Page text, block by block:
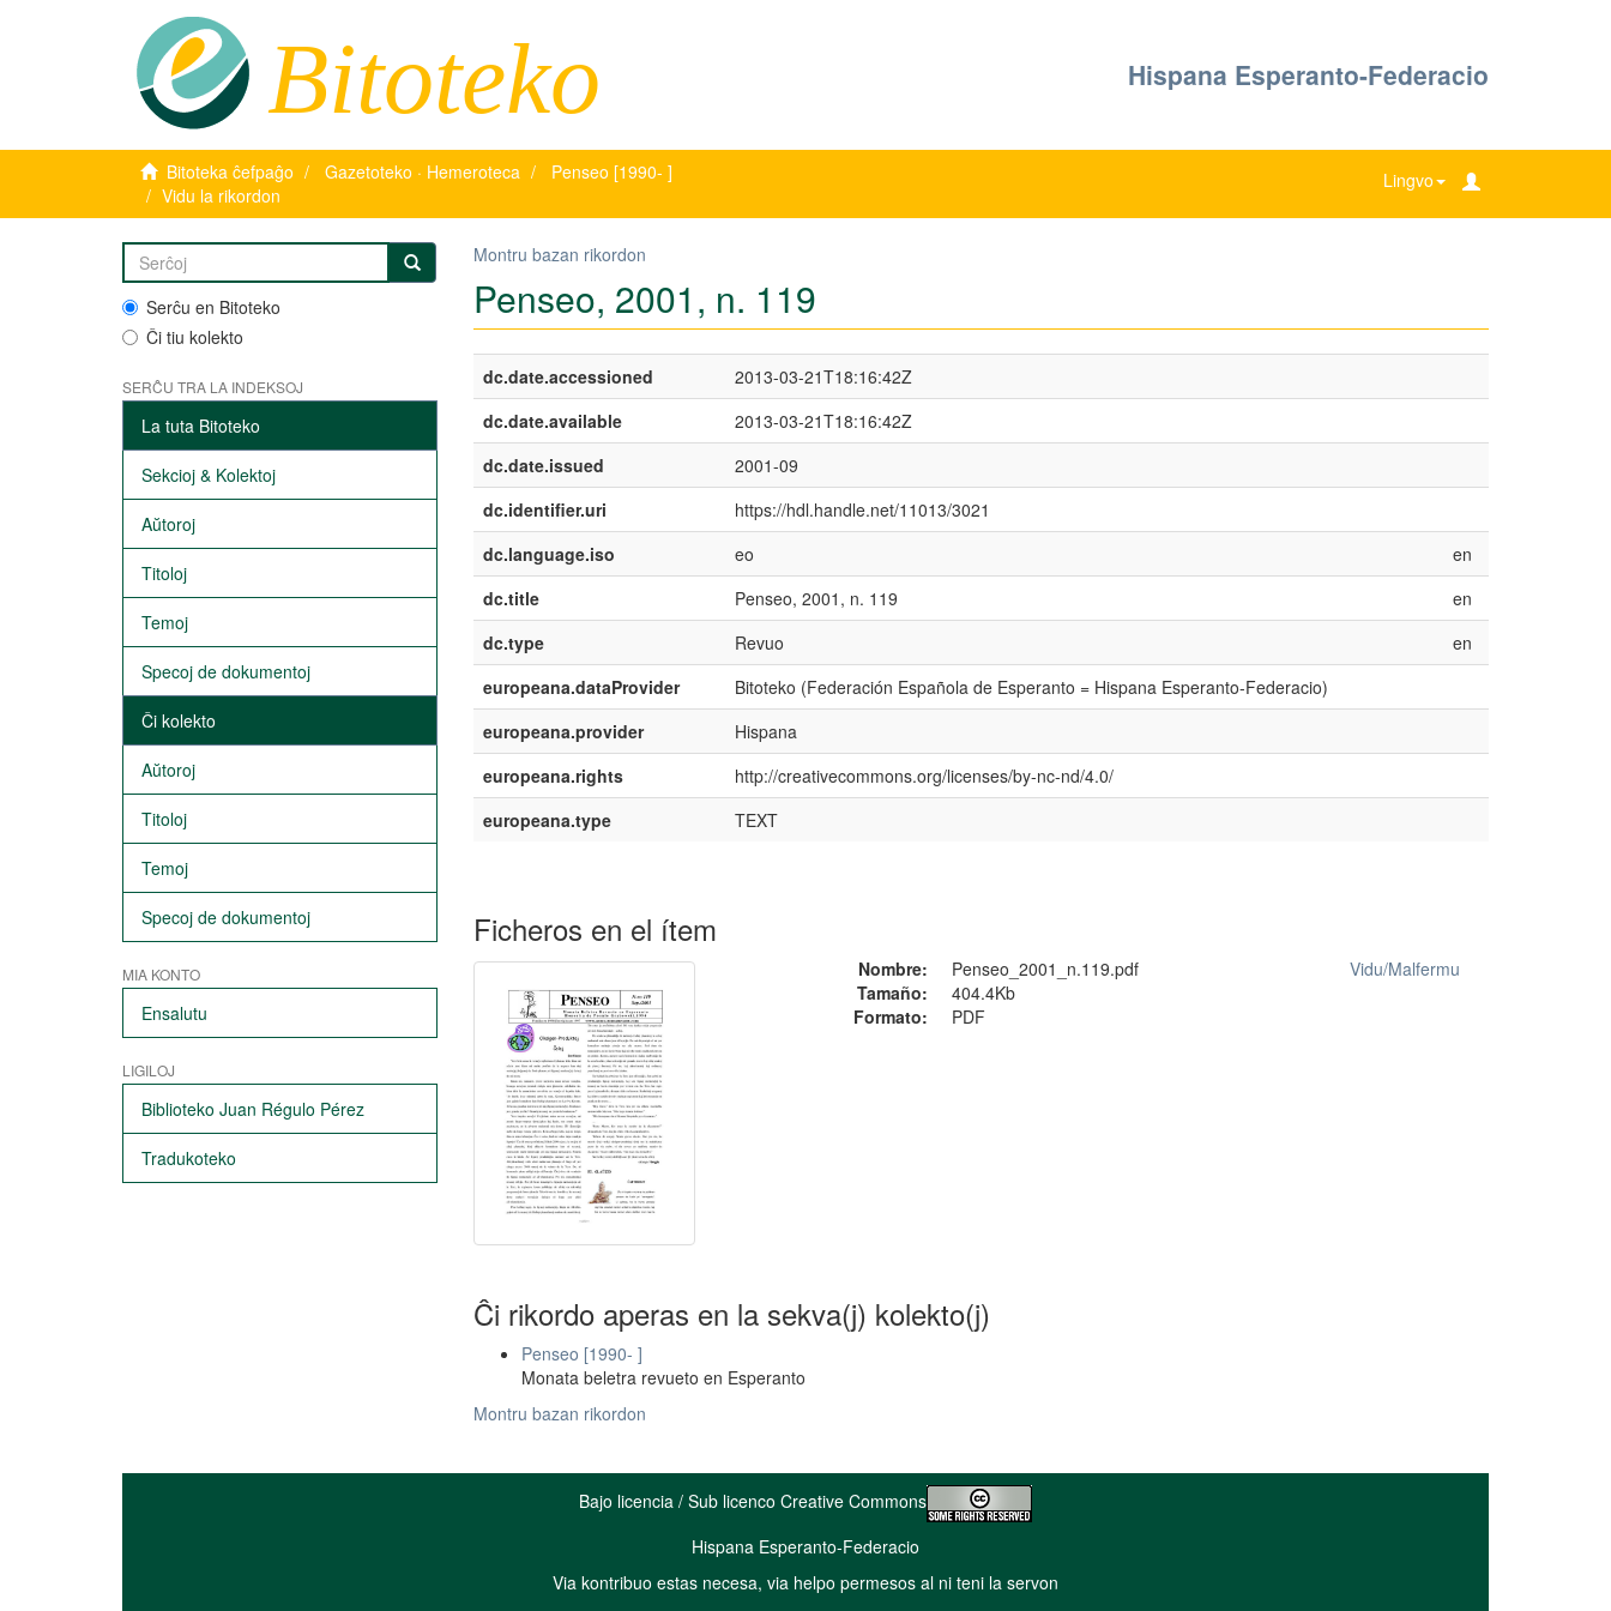
Bitoteko Hispana Esperanto-Federacio
Bitoteka ĉefpaĝo Gazetoteko · Hemeroteca
Penseo [1990- ]
Vidu la rikordon
Lingvo
Serĉu en Bitoteko
Ĉi tiu kolekto
SERĈU TRA LA INDEKSOJ
La tuta Bitoteko
Sekcioj & Kolektoj
Aŭtoroj
Titoloj
Temoj
Specoj de dokumentoj
Ĉi kolekto
Aŭtoroj
Titoloj
Temoj
Specoj de dokumentoj
MIA KONTO
Ensalutu
LIGILOJ
Biblioteko Juan Régulo Pérez
Tradukoteko
Montru bazan rikordon
Penseo, 2001, n. 119
dc.date.accessioned
2013-03-21T18:16:42Z
dc.date.available
2013-03-21T18:16:42Z
dc.date.issued
2001-09
dc.identifier.uri
https://hdl.handle.net/11013/3021
dc.language.iso
eo
en
dc.title
Penseo, 2001, n. 119
en
dc.type
Revuo
en
europeana.dataProvider
Bitoteko (Federación Española de Esperanto = Hispana Esperanto-Federacio)
europeana.provider
Hispana
europeana.rights
http://creativecommons.org/licenses/by-nc-nd/4.0/
europeana.type
TEXT
Ficheros en el ítem
Nombre:
Penseo_2001_n.119.pdf
Tamaño:
404.4Kb
Formato:
PDF
Vidu/Malfermu
Ĉi rikordo aperas en la sekva(j) kolekto(j)
Penseo [1990- ]
Monata beletra revueto en Esperanto
Montru bazan rikordon
Bajo licencia / Sub licenco Creative Commons
Hispana Esperanto-Federacio
Via kontribuo estas necesa, via helpo permesos al ni teni la servon